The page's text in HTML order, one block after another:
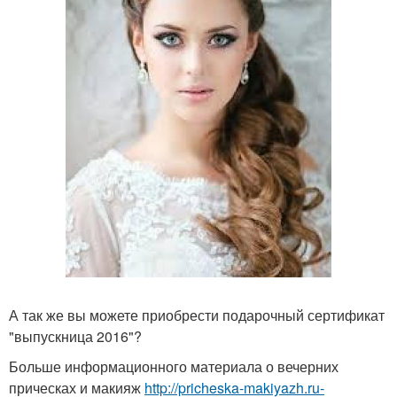
А так же вы можете приобрести подарочный сертификат
"выпускница 2016"?
Больше информационного материала о вечерних
прическах и макияж http://pricheska-makiyazh.ru-